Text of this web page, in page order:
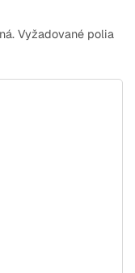
Vyžadované polia